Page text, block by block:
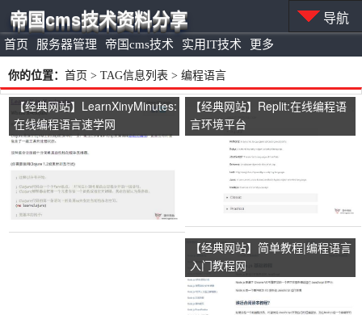
首页 服务器管理 帝国cms技术 实用IT技术 更多
帝国cms技术资料分享 导航
你的位置： 首页 > TAG信息列表 > 编程语言
【经典网站】LearnXinyMinutes:
在线编程语言速学网
【经典网站】Replit:在线编程语
言环境平台
【经典网站】简单教程|编程语言
入门教程网